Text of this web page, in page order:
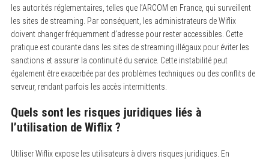
les autorités réglementaires, telles que l’ARCOM en France, qui surveillent
les sites de streaming. Par conséquent, les administrateurs de Wiflix
doivent changer fréquemment d’adresse pour rester accessibles. Cette
pratique est courante dans les sites de streaming illégaux pour éviter les
sanctions et assurer la continuité du service. Cette instabilité peut
également être exacerbée par des problèmes techniques ou des conflits de
serveur, rendant parfois les accès intermittents.
Quels sont les risques juridiques liés à
l’utilisation de Wiflix ?
Utiliser Wiflix expose les utilisateurs à divers risques juridiques. En